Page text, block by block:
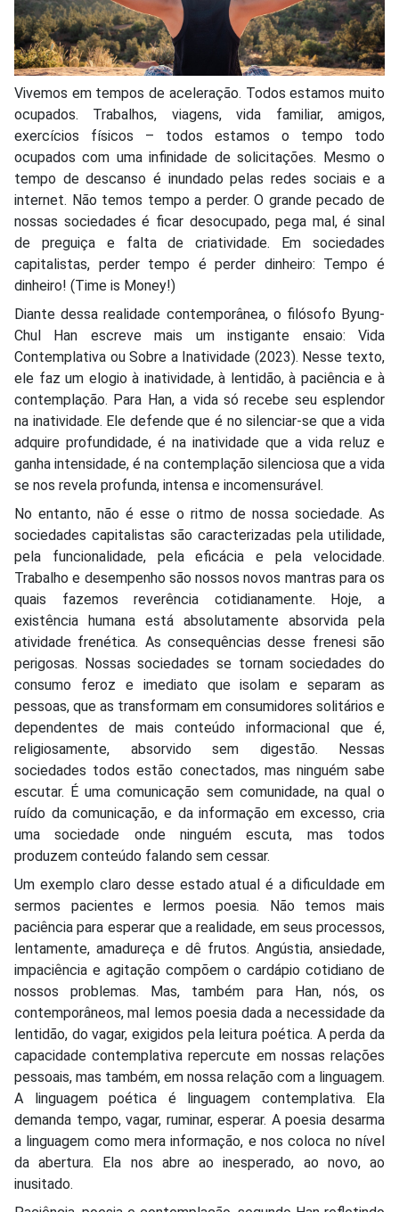
Vivemos em tempos de aceleração. Todos estamos muito
ocupados. Trabalhos, viagens, vida familiar, amigos,
exercícios físicos – todos estamos o tempo todo
ocupados com uma infinidade de solicitações. Mesmo o
tempo de descanso é inundado pelas redes sociais e a
internet. Não temos tempo a perder. O grande pecado de
nossas sociedades é ficar desocupado, pega mal, é sinal
de preguiça e falta de criatividade. Em sociedades
capitalistas, perder tempo é perder dinheiro: Tempo é
dinheiro! (Time is Money!)
Diante dessa realidade contemporânea, o filósofo Byung-
Chul Han escreve mais um instigante ensaio: Vida
Contemplativa ou Sobre a Inatividade (2023). Nesse texto,
ele faz um elogio à inatividade, à lentidão, à paciência e à
contemplação. Para Han, a vida só recebe seu esplendor
na inatividade. Ele defende que é no silenciar-se que a vida
adquire profundidade, é na inatividade que a vida reluz e
ganha intensidade, é na contemplação silenciosa que a vida
se nos revela profunda, intensa e incomensurável.
No entanto, não é esse o ritmo de nossa sociedade. As
sociedades capitalistas são caracterizadas pela utilidade,
pela funcionalidade, pela eficácia e pela velocidade.
Trabalho e desempenho são nossos novos mantras para os
quais fazemos reverência cotidianamente. Hoje, a
existência humana está absolutamente absorvida pela
atividade frenética. As consequências desse frenesi são
perigosas. Nossas sociedades se tornam sociedades do
consumo feroz e imediato que isolam e separam as
pessoas, que as transformam em consumidores solitários e
dependentes de mais conteúdo informacional que é,
religiosamente, absorvido sem digestão. Nessas
sociedades todos estão conectados, mas ninguém sabe
escutar. É uma comunicação sem comunidade, na qual o
ruído da comunicação, e da informação em excesso, cria
uma sociedade onde ninguém escuta, mas todos
produzem conteúdo falando sem cessar.
Um exemplo claro desse estado atual é a dificuldade em
sermos pacientes e lermos poesia. Não temos mais
paciência para esperar que a realidade, em seus processos,
lentamente, amadureça e dê frutos. Angústia, ansiedade,
impaciência e agitação compõem o cardápio cotidiano de
nossos problemas. Mas, também para Han, nós, os
contemporâneos, mal lemos poesia dada a necessidade da
lentidão, do vagar, exigidos pela leitura poética. A perda da
capacidade contemplativa repercute em nossas relações
pessoais, mas também, em nossa relação com a linguagem.
A linguagem poética é linguagem contemplativa. Ela
demanda tempo, vagar, ruminar, esperar. A poesia desarma
a linguagem como mera informação, e nos coloca no nível
da abertura. Ela nos abre ao inesperado, ao novo, ao
inusitado.